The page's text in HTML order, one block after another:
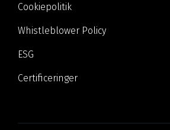
Cookiepolitik
Whistleblower Policy
ESG
Certificeringer